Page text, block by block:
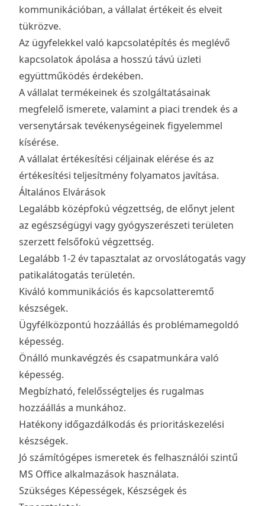
kommunikációban, a vállalat értékeit és elveit
tükrözve.
Az ügyfelekkel való kapcsolatépítés és meglévő
kapcsolatok ápolása a hosszú távú üzleti
együttműködés érdekében.
A vállalat termékeinek és szolgáltatásainak
megfelelő ismerete, valamint a piaci trendek és a
versenytársak tevékenységeinek figyelemmel
kísérése.
A vállalat értékesítési céljainak elérése és az
értékesítési teljesítmény folyamatos javítása.
Általános Elvárások
Legalább középfokú végzettség, de előnyt jelent
az egészségügyi vagy gyógyszerészeti területen
szerzett felsőfokú végzettség.
Legalább 1-2 év tapasztalat az orvoslátogatás vagy
patikalátogatás területén.
Kiváló kommunikációs és kapcsolatteremtő
készségek.
Ügyfélközpontú hozzáállás és problémamegoldó
képesség.
Önálló munkavégzés és csapatmunkára való
képesség.
Megbízható, felelősségteljes és rugalmas
hozzáállás a munkához.
Hatékony időgazdálkodás és prioritáskezelési
készségek.
Jó számítógépes ismeretek és felhasználói szintű
MS Office alkalmazások használata.
Szükséges Képességek, Készségek és